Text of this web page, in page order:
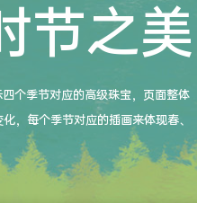
节之美
个季节对应的高级珠宝，页面整体
，每个季节对应的插画来体现春、